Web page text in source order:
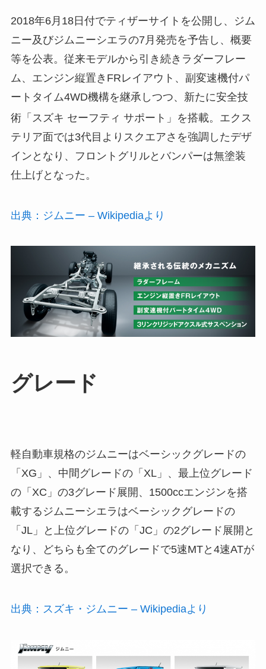
2018年6月18日付でティザーサイト を公開し、ジム
ニー及びジムニーシエラの7月発売を予告し、概要
等を公表。従来モデルから引き続きラダーフレー
ム、エンジン縦置きFRレイアウト、副変速機付パ
ートタイム4WD機構を継承しつつ、新たに安全技
術「スズキ セーフティ サポート」を搭載。エクス
テリア面では3代目よりスクエアさを強調したデザ
インとなり、フロントグリルとバンパーは無塗装
仕上げとなった。
出典：ジムニー – Wikipediaより
グレード
軽自動車規格のジムニーはベーシックグレードの
「XG」、中間グレードの「XL」、最上位グレード
の「XC」の3グレード展開、1500ccエンジンを搭
載するジムニーシエラはベーシックグレードの
「JL」と上位グレードの「JC」の2グレード展開と
なり、どちらも全てのグレードで5速MTと4速ATが
選択できる。
出典：スズキ・ジムニー – Wikipediaより